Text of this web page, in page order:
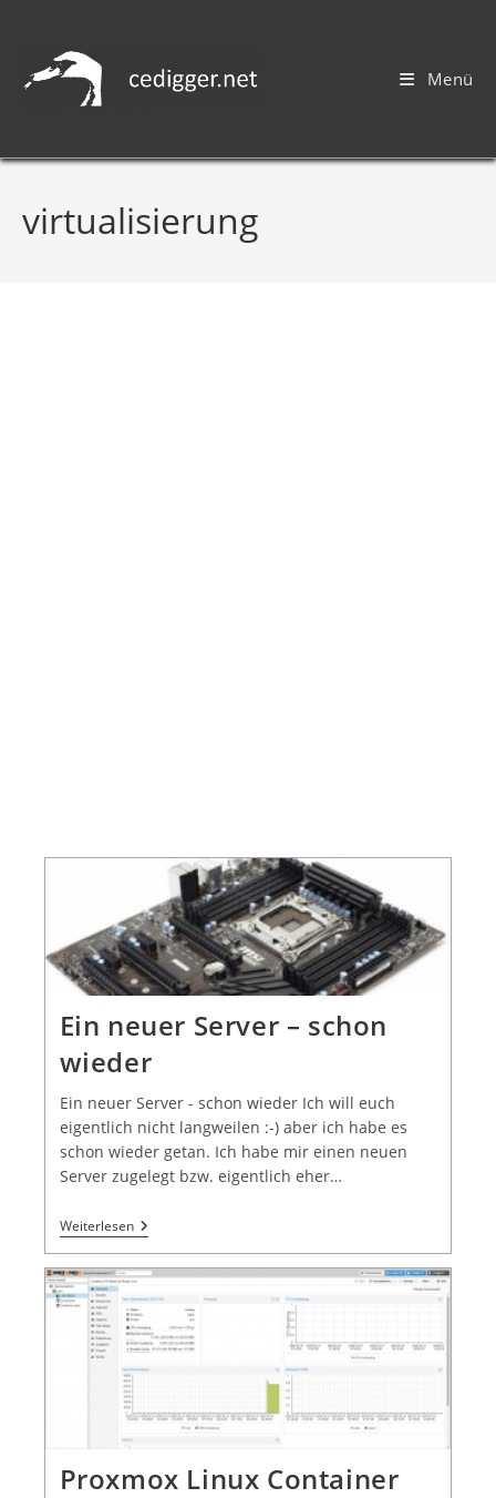
Menü
virtualisierung
Ein neuer Server – schon
wieder
Ein neuer Server - schon wieder Ich will euch
eigentlich nicht langweilen :-) aber ich habe es
schon wieder getan. Ich habe mir einen neuen
Server zugelegt bzw. eigentlich eher…
Weiterlesen
Proxmox Linux Container